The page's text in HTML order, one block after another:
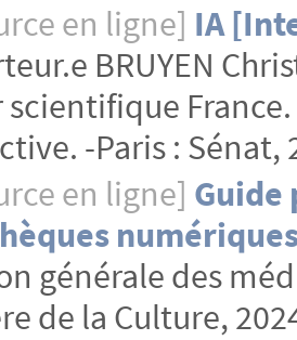
en ligne] IA
BRUYEN
-Paris : Sénat,
en ligne] Guide
générale des
de la Culture,